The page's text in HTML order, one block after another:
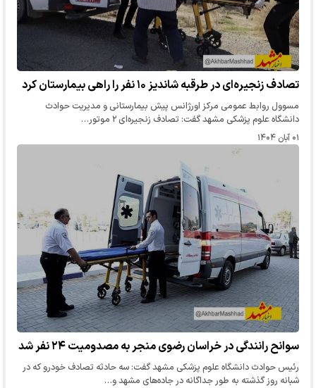
تصادف زنجیره‌ای در طرقبه شاندیز ۱۰ نفر را راهی بیمارستان کرد
مسوول روابط عمومی مرکز اورژانس پیش بیمارستانی و مدیریت حوادث
دانشگاه علوم پزشکی مشهد گفت: تصادف زنجیره‌ای ۲ موتور…
۰۱ آبان ۱۴۰۴
سوانح رانندگی در خراسان رضوی منجر به مصدومیت ۲۴ نفر شد
رئیس حوادث دانشگاه علوم پزشکی مشهد گفت: سه حادثه تصادف خودرو که در
شبانه روز گذشته به طور جداگانه در جاده‌های مشهد و…